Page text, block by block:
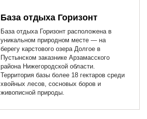
База отдыха Горизонт
База отдыха Горизонт расположена в
уникальном природном месте — на
берегу карстового озера Долгое в
Пустынском заказнике Арзамасского
района Нижегородской области.
Территория базы более 18 гектаров среди
хвойных лесов, сосновых боров и
живописной природы.